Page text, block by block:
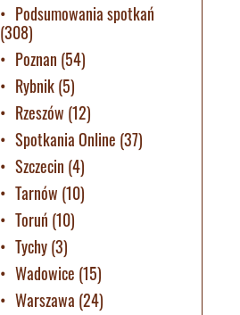
Podsumowania spotkań
(308)
Poznan (54)
Rybnik(5)
Rzeszów (12)
Spotkania Online (37)
Szczecin (4)
Tarnów (10)
Toruń (10)
Tychy(3)
Wadowice (15)
Warszawa (24)